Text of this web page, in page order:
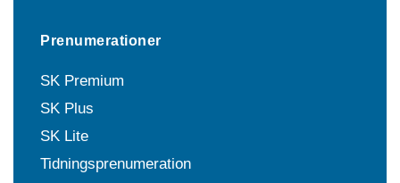
Prenumerationer
SK Premium
SK Plus
SK Lite
Tidningsprenumeration